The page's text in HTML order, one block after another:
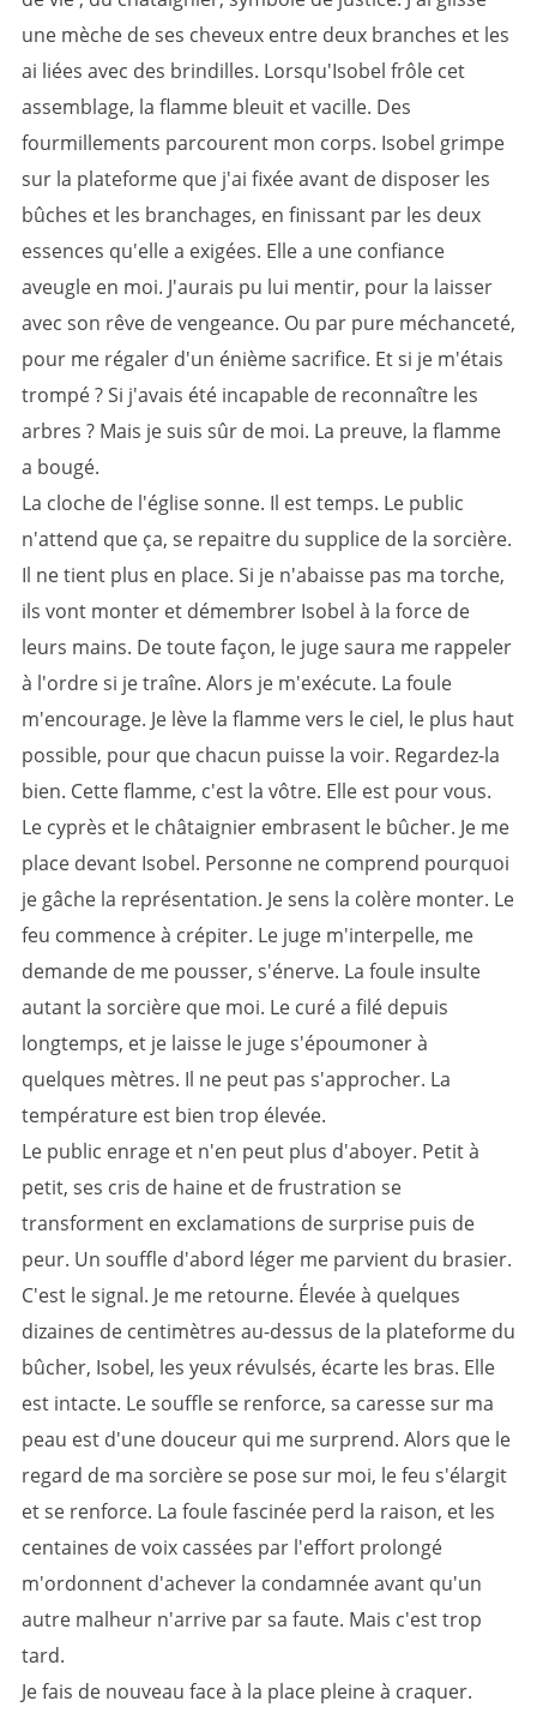
une mèche de ses cheveux entre deux branches et les
ai liées avec des brindilles. Lorsqu'Isobel frôle cet
assemblage, la flamme bleuit et vacille. Des
fourmillements parcourent mon corps. Isobel grimpe
sur la plateforme que j'ai fixée avant de disposer les
bûches et les branchages, en finissant par les deux
essences qu'elle a exigées. Elle a une confiance
aveugle en moi. J'aurais pu lui mentir, pour la laisser
avec son rêve de vengeance. Ou par pure méchanceté,
pour me régaler d'un énième sacrifice. Et si je m'étais
trompé? Si j'avais été incapable de reconnaître les
arbres ? Mais je suis sûr de moi. La preuve, la flamme
a bougé.
La cloche de l'église sonne. Il est temps. Le public
n'attend que ça, se repaitre du supplice de la sorcière.
Il ne tient plus en place. Si je n'abaisse pas ma torche,
ils vont monter et démembrer Isobel à la force de
leurs mains. De toute façon, le juge saura me rappeler
à l'ordre si je traîne. Alors je m'exécute. La foule
m'encourage. Je lève la flamme vers le ciel, le plus haut
possible, pour que chacun puisse la voir. Regardez-la
bien. Cette flamme, c'est la vôtre. Elle est pour vous.
Le cyprès et le châtaignier embrasent le bûcher. Je me
place devant Isobel. Personne ne comprend pourquoi
je gâche la représentation. Je sens la colère monter. Le
feu commence à crépiter. Le juge m'interpelle, me
demande de me pousser, s'énerve. La foule insulte
autant la sorcière que moi. Le curé a filé depuis
longtemps, et je laisse le juge s'époumoner à
quelques mètres. Il ne peut pas s'approcher. La
température est bien trop élevée.
Le public enrage et n'en peut plus d'aboyer. Petit à
petit, ses cris de haine et de frustration se
transforment en exclamations de surprise puis de
peur. Un souffle d'abord léger me parvient du brasier.
C'est le signal. Je me retourne. Élevée à quelques
dizaines de centimètres au-dessus de la plateforme du
bûcher, Isobel, les yeux révulsés, écarte les bras. Elle
est intacte. Le souffle se renforce, sa caresse sur ma
peau est d'une douceur qui me surprend. Alors que le
regard de ma sorcière se pose sur moi, le feu s'élargit
et se renforce. La foule fascinée perd la raison, et les
centaines de voix cassées par l'effort prolongé
m'ordonnent d'achever la condamnée avant qu'un
autre malheur n'arrive par sa faute. Mais c'est trop
tard.
Je fais de nouveau face à la place pleine à craquer.